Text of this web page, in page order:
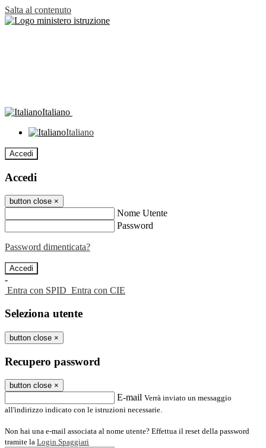
Salta al contenuto
Italiano
Italiano
Accedi
Accedi
button close ×
Nome Utente
Password
Password dimenticata?
-
Entra con SPID Entra con CIE
Seleziona utente
button close ×
Recupero password
button close ×
E-mail Verrà inviato un messaggio
all'indirizzo indicato con le istruzioni necessarie.
Non hai una e-mail associata al nome utente? Effettua il reset della password
tramite la Login Spaggiari